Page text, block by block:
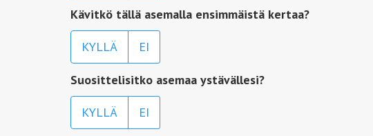
Kävitkö tällä asemalla ensimmäistä kertaa?
KYLLÄ EI
Suosittelisitko asemaa ystävällesi?
KYLLÄ EI